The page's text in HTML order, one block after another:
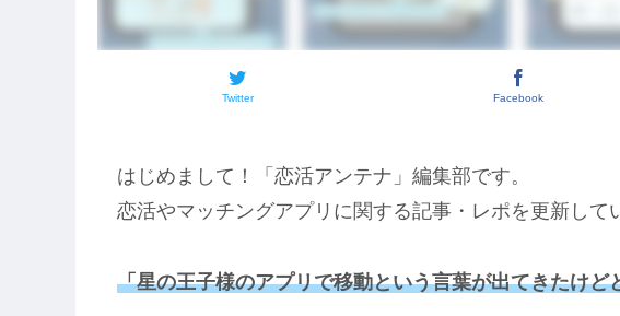
Twitter Facebook
はじめまして！「恋活アンテナ」編集部です。
恋活やマッチングアプリに関する記事・レポを更新して
「星の王子様のアプリで移動という言葉が出てきたけど